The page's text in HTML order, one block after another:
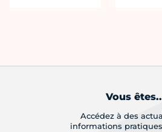
Vous
Accédez à des
informations